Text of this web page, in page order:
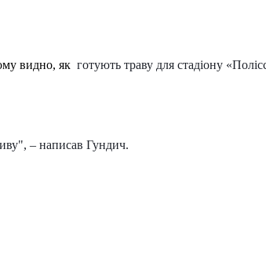
видно, як готують траву для стадіону
– написав Гундич.